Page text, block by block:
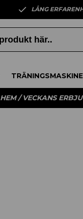
LÅNG
HEM/ VECKANS